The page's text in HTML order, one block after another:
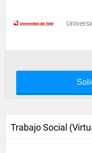
Trabajo Social